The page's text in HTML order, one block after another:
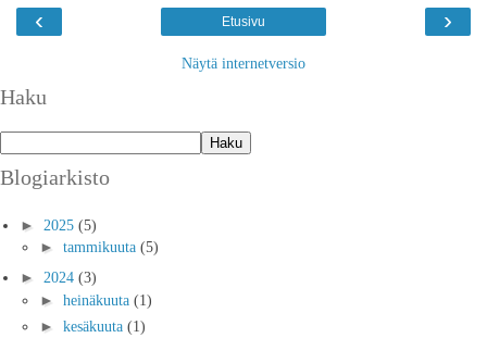
‹ ›
Etusivu
Näytä internetversio
Haku
Blogiarkisto
► 2025 (5)
► tammikuuta (5)
► 2024 (3)
► heinäkuuta (1)
► kesäkuuta (1)